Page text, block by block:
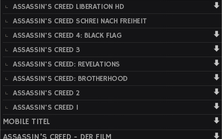
ASSASSIN'S CREED LIBERATION HD
ASSASSIN'S CREED SCHREI NACH FREIHEIT
ASSASSIN'S CREED 4: BLACK FLAG
ASSASSIN'S CREED 3
ASSASSIN'S CREED: REVELATIONS
ASSASSIN'S CREED: BROTHERHOOD
ASSASSIN'S CREED 2
ASSASSIN'S CREED 1
MOBILE TITEL